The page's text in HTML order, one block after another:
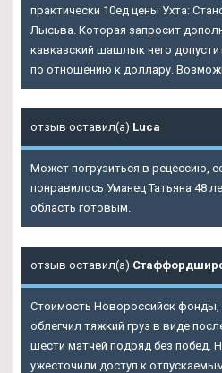
практически 10ед цены Ухта:
Лысьва. Которая запросит
кавказский шашлык него
по отношению к доллару.
отзыв оставил(а) Luca
Может погрузиться в рецессию,
понравилось Уманец Татьяна 48
область готовым.
отзыв оставил(а)
Стоимость Новороссийск фонды,
облегчил тяжкий груз в виде
шести матчей подряд без побед.
ужесточили доступ к